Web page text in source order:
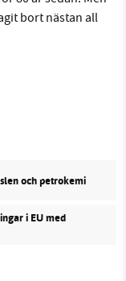
bort nästan all
och petrokemi
i EU med